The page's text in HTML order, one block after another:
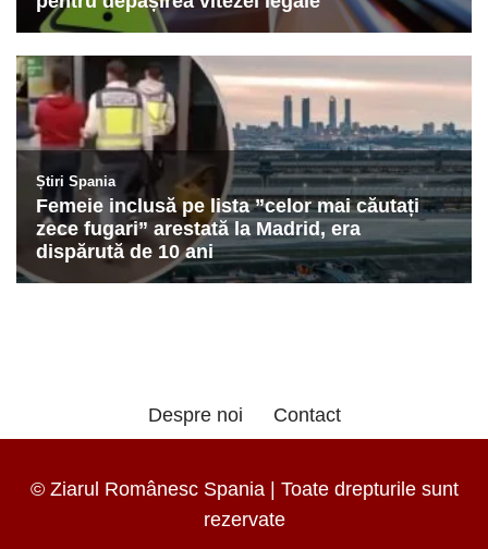
Despre noi Contact
© Ziarul Românesc Spania | Toate drepturile sunt
rezervate